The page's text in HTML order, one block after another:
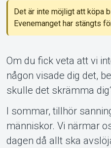
Om
Det är inte möjligt att köpa
Evenemanget har stängts
Om du fick veta att vi
någon visade dig det,
skulle det skrämma
I sommar, tillhör
människor. Vi närmar
dagen då allt ska